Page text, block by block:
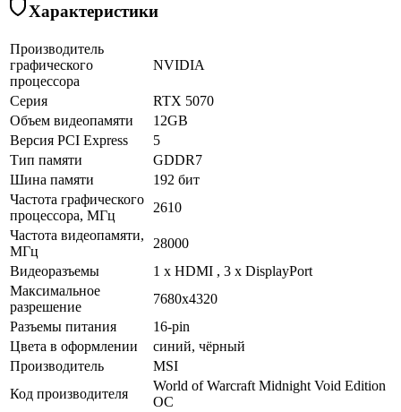
Характеристики
Производитель
графического
процессора
NVIDIA
Серия
RTX 5070
Объем видеопамяти
12GB
Версия PCI Express
5
Тип памяти
GDDR7
Шина памяти
192 бит
Частота графического
процессора, МГц
2610
Частота видеопамяти,
МГц
28000
Видеоразъемы
1 х HDMI , 3 х DisplayPort
Максимальное
разрешение
7680х4320
Разъемы питания
16-pin
Цвета в оформлении
синий, чёрный
Производитель
MSI
Код производителя
World of Warcraft Midnight Void Edition
OC